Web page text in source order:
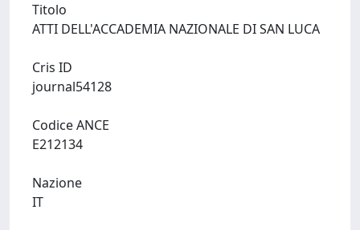
Titolo
Cris ID
Codice ANCE
Nazione